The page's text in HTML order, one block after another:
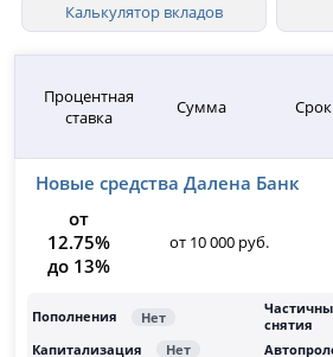
Калькулятор вкладов
Процентная
ставка
Сумма Срок
Новые средства Далена Банк
от
12.75%
до 13%
от 10 000 руб.